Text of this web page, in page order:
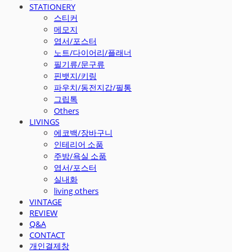
STATIONERY
스티커
메모지
엽서/포스터
노트/다이어리/플래너
필기류/문구류
핀뱃지/키링
파우치/동전지갑/필통
그립톡
Others
LIVINGS
에코백/장바구니
인테리어 소품
주방/욕실 소품
엽서/포스터
실내화
living others
VINTAGE
REVIEW
Q&A
CONTACT
개인결제창